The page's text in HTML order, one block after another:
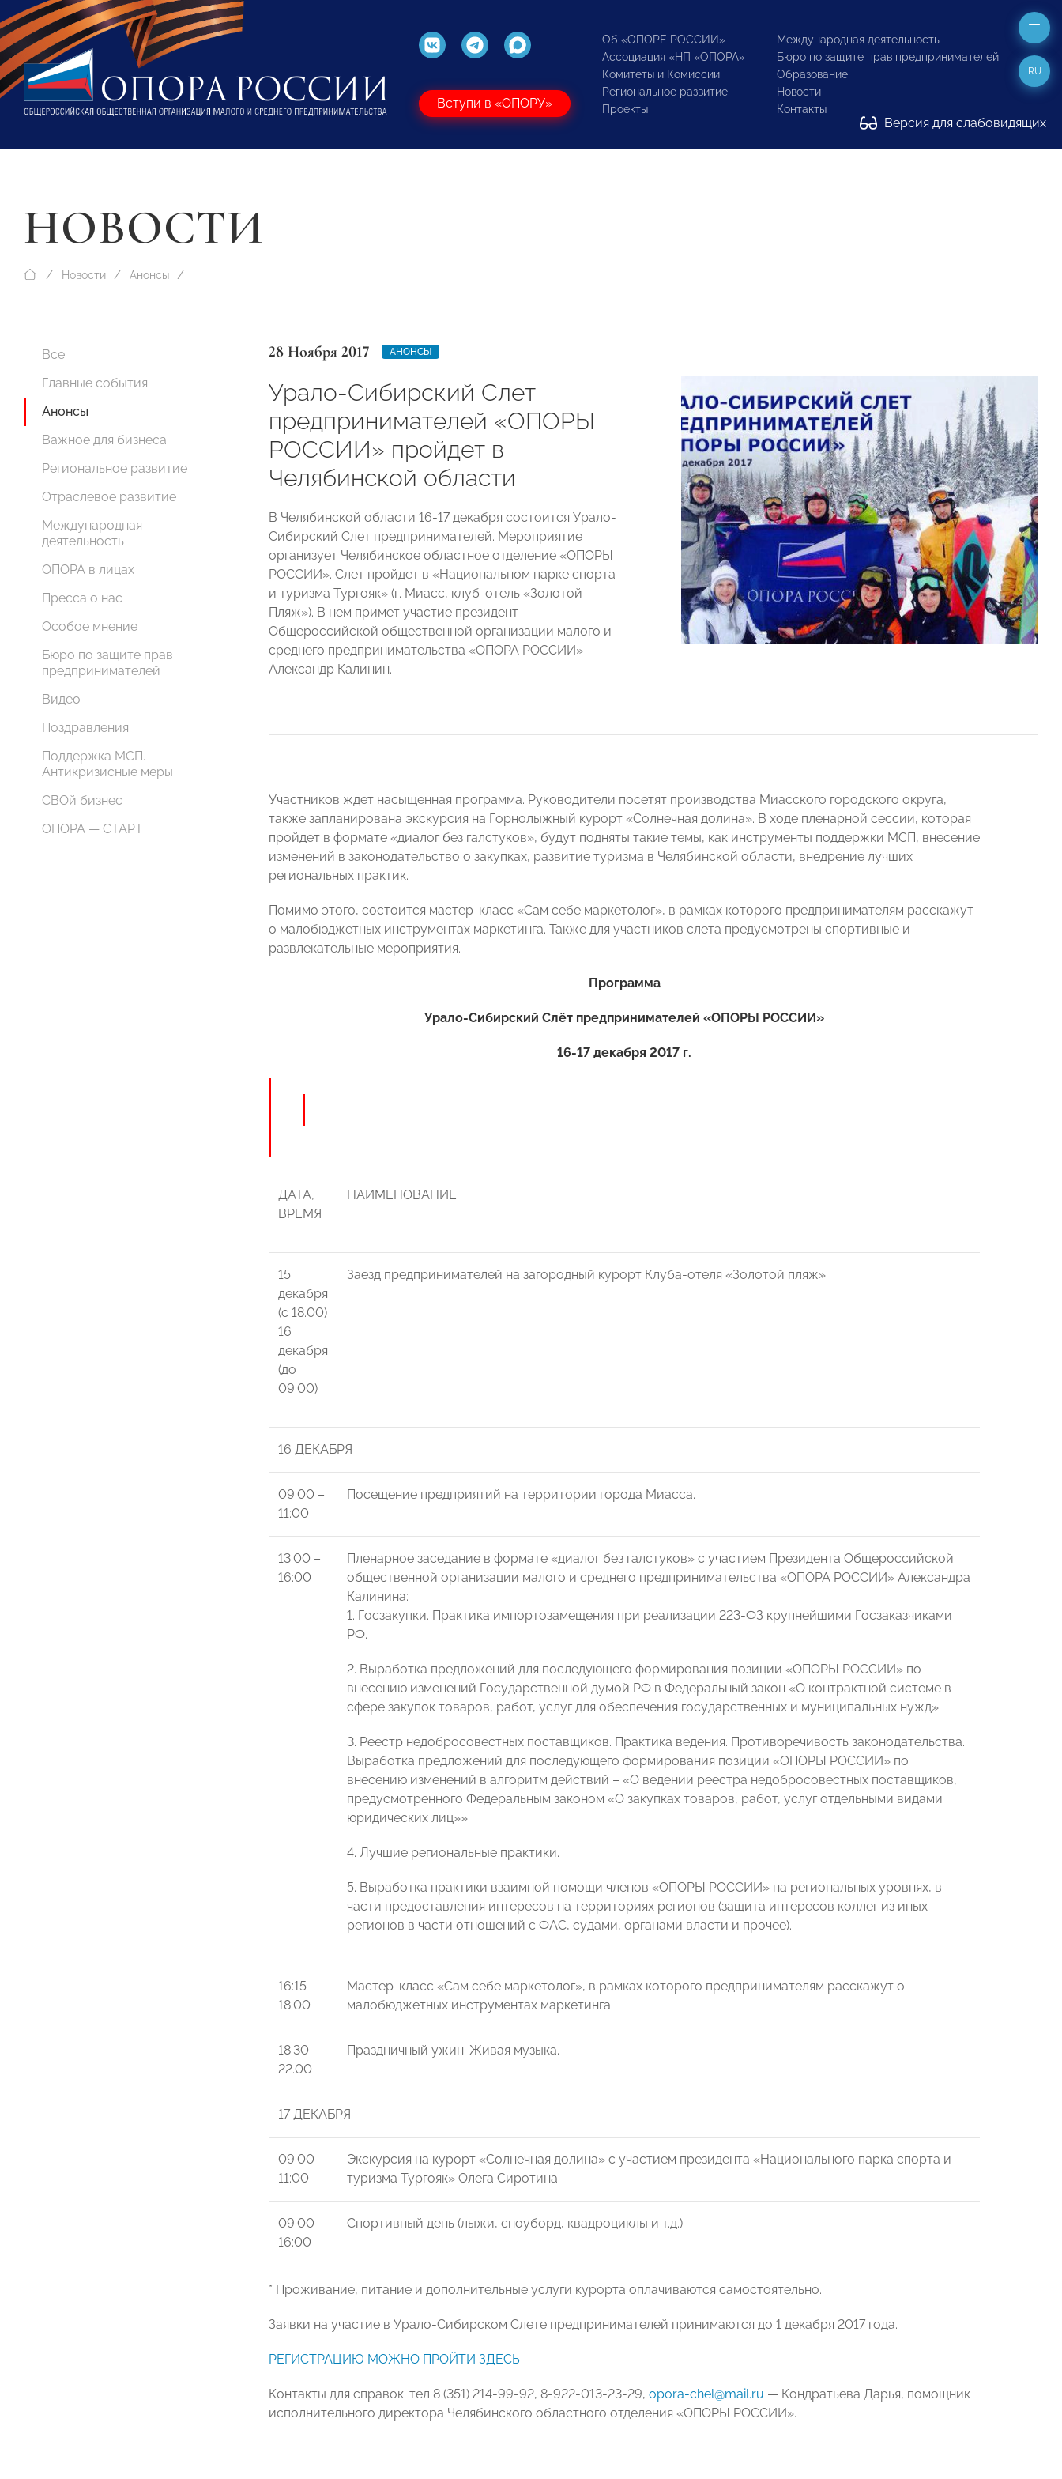
Вступи в «ОПОРУ»
Об «ОПОРЕ РОССИИ»
Ассоциация «НП «ОПОРА»
Комитеты и Комиссии
Региональное развитие
Проекты
Международная деятельность
Бюро по защите прав предпринимателей
Образование
Новости
Контакты
Версия для слабовидящих
RU
НОВОСТИ
Новости Анонсы
Все
Главные события
Анонсы
Важное для бизнеса
Региональное развитие
Отраслевое развитие
Международная
деятельность
ОПОРА в лицах
Пресса о нас
Особое мнение
Бюро по защите прав
предпринимателей
Видео
Поздравления
Поддержка МСП.
Антикризисные меры
СВОй бизнес
ОПОРА — СТАРТ
28 Ноября 2017 АНОНСЫ
Урало-Сибирский Слет
предпринимателей «ОПОРЫ
РОССИИ» пройдет в
Челябинской области
В Челябинской области 16-17 декабря состоится Урало-
Сибирский Слет предпринимателей. Мероприятие
организует Челябинское областное отделение «ОПОРЫ
РОССИИ». Слет пройдет в «Национальном парке спорта
и туризма Тургояк» (г. Миасс, клуб-отель «Золотой
Пляж»). В нем примет участие президент
Общероссийской общественной организации малого и
среднего предпринимательства «ОПОРА РОССИИ»
Александр Калинин.
Участников ждет насыщенная программа. Руководители посетят производства Миасского городского округа,
также запланирована экскурсия на Горнолыжный курорт «Солнечная долина». В ходе пленарной сессии, которая
пройдет в формате «диалог без галстуков», будут подняты такие темы, как инструменты поддержки МСП, внесение
изменений в законодательство о закупках, развитие туризма в Челябинской области, внедрение лучших
региональных практик.
Помимо этого, состоится мастер-класс «Сам себе маркетолог», в рамках которого предпринимателям расскажут
о малобюджетных инструментах маркетинга. Также для участников слета предусмотрены спортивные и
развлекательные мероприятия.
Программа
Урало-Сибирский Слёт предпринимателей «ОПОРЫ РОССИИ»
16-17 декабря 2017 г.
ДАТА,
ВРЕМЯ
НАИМЕНОВАНИЕ
15
декабря
(с 18.00)
16
декабря
(до
09:00)
Заезд предпринимателей на загородный курорт Клуба-отеля «Золотой пляж».
16 ДЕКАБРЯ
09:00 –
11:00
Посещение предприятий на территории города Миасса.
13:00 –
16:00
Пленарное заседание в формате «диалог без галстуков» с участием Президента Общероссийской
общественной организации малого и среднего предпринимательства «ОПОРА РОССИИ» Александра
Калинина:
1. Госзакупки. Практика импортозамещения при реализации 223-ФЗ крупнейшими Госзаказчиками
РФ.
2. Выработка предложений для последующего формирования позиции «ОПОРЫ РОССИИ» по
внесению изменений Государственной думой РФ в Федеральный закон «О контрактной системе в
сфере закупок товаров, работ, услуг для обеспечения государственных и муниципальных нужд»
3. Реестр недобросовестных поставщиков. Практика ведения. Противоречивость законодательства.
Выработка предложений для последующего формирования позиции «ОПОРЫ РОССИИ» по
внесению изменений в алгоритм действий – «О ведении реестра недобросовестных поставщиков,
предусмотренного Федеральным законом «О закупках товаров, работ, услуг отдельными видами
юридических лиц»»
4. Лучшие региональные практики.
5. Выработка практики взаимной помощи членов «ОПОРЫ РОССИИ» на региональных уровнях, в
части предоставления интересов на территориях регионов (защита интересов коллег из иных
регионов в части отношений с ФАС, судами, органами власти и прочее).
16:15 –
18:00
Мастер-класс «Сам себе маркетолог», в рамках которого предпринимателям расскажут о
малобюджетных инструментах маркетинга.
18:30 –
22.00
Праздничный ужин. Живая музыка.
17 ДЕКАБРЯ
09:00 –
11:00
Экскурсия на курорт «Солнечная долина» с участием президента «Национального парка спорта и
туризма Тургояк» Олега Сиротина.
09:00 –
16:00
Спортивный день (лыжи, сноуборд, квадроциклы и т.д.)
* Проживание, питание и дополнительные услуги курорта оплачиваются самостоятельно.
Заявки на участие в Урало-Сибирском Слете предпринимателей принимаются до 1 декабря 2017 года.
РЕГИСТРАЦИЮ МОЖНО ПРОЙТИ ЗДЕСЬ
Контакты для справок: тел 8 (351) 214-99-92, 8-922-013-23-29, opora-chel@mail.ru — Кондратьева Дарья, помощник
исполнительного директора Челябинского областного отделения «ОПОРЫ РОССИИ».